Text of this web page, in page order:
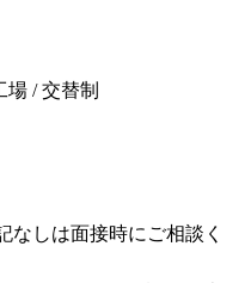
/ 交替制
しは面接時にご相談く